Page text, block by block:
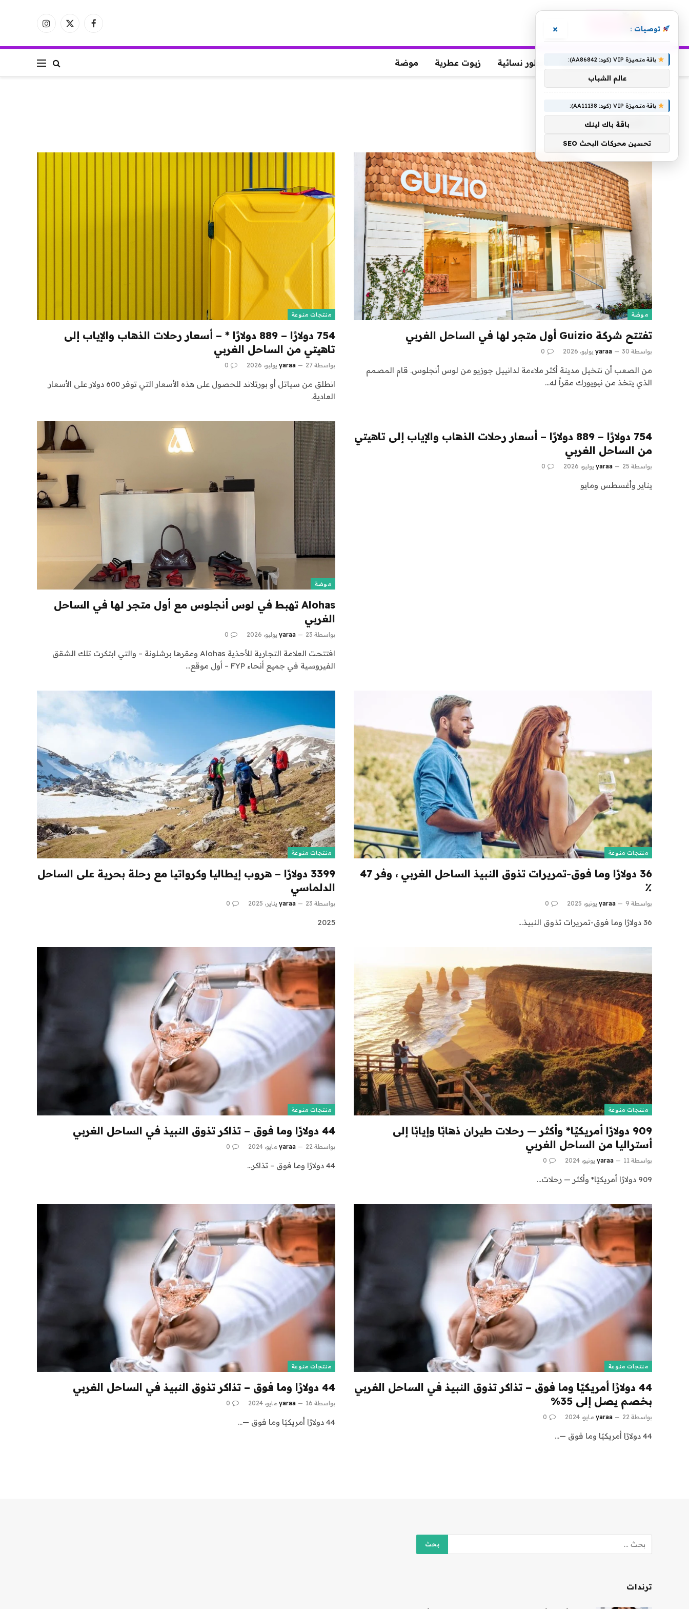
فيسبوكX
الانستغرام
عطور عطور رجالية عطور نسائية زيوت عطرية موضة
الرئيسية »الساحل
الساحل
موضة
تفتتح شركة Guizio أول متجر لها في الساحل الغربي
بواسطة yaraa 30 يوليو، 2026 0
من الصعب أن نتخيل مدينة أكثر ملاءمة لدانييل جوزيو من لوس أنجلوس. قام المصمم
الذي يتخذ من نيويورك مقراً له…
منتجات منوعة
754 دولارًا – 889 دولارًا * – أسعار رحلات الذهاب والإياب إلى
تاهيتي من الساحل الغربي
بواسطة yaraa 27 يوليو، 2026 0
انطلق من سياتل أو بورتلاند للحصول على هذه الأسعار التي توفر 600 دولار على الأسعار
العادية.
754 دولارًا – 889 دولارًا – أسعار رحلات الذهاب والإياب إلى تاهيتي
من الساحل الغربي
بواسطة yaraa 25 يوليو، 2026 0
يناير وأغسطس ومايو
موضة
Alohas تهبط في لوس أنجلوس مع أول متجر لها في الساحل
الغربي
بواسطة yaraa 23 يوليو، 2026 0
افتتحت العلامة التجارية للأحذية Alohas ومقرها برشلونة – والتي ابتكرت تلك الشقق
الفيروسية في جميع أنحاء FYP – أول موقع…
منتجات منوعة
36 دولارًا وما فوق-تمريرات تذوق النبيذ الساحل الغربي ، وفر 47
٪
بواسطة yaraa 9 يونيو، 2025 0
36 دولارًا وما فوق-تمريرات تذوق النبيذ…
منتجات منوعة
3399 دولارًا – هروب إيطاليا وكرواتيا مع رحلة بحرية على الساحل
الدلماسي
بواسطة yaraa 23 يناير، 2025 0
2025
منتجات منوعة
909 دولارًا أمريكيًا* وأكثر — رحلات طيران ذهابًا وإيابًا إلى
أستراليا من الساحل الغربي
بواسطة yaraa 11 يونيو، 2024 0
909 دولارًا أمريكيًا* وأكثر — رحلات…
منتجات منوعة
44 دولارًا وما فوق – تذاكر تذوق النبيذ في الساحل الغربي
بواسطة yaraa 22 مايو، 2024 0
44 دولارًا وما فوق – تذاكر…
منتجات منوعة
44 دولارًا أمريكيًا وما فوق – تذاكر تذوق النبيذ في الساحل الغربي
بخصم يصل إلى 35%
بواسطة yaraa 22 مايو، 2024 0
44 دولارًا أمريكيًا وما فوق —…
منتجات منوعة
44 دولارًا وما فوق – تذاكر تذوق النبيذ في الساحل الغربي
بواسطة yaraa 16 مايو، 2024 0
44 دولارًا أمريكيًا وما فوق —…
ترندات
توصيات : ×
باقة متميزة VIP (كود: AA86842):
عالم الشباب
باقة متميزة VIP (كود: AA11138):
باقة باك لينك
تحسين محركات البحث SEO